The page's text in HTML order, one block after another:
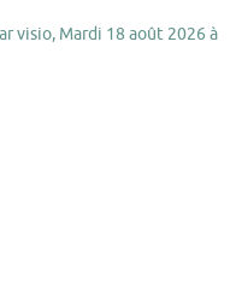
visio, Mardi 18 août 2026 à